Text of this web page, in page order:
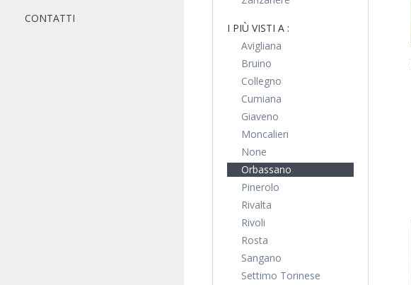
CONTATTI
I PIÙ VISTI A :
Avigliana
Bruino
Collegno
Cumiana
Giaveno
Moncalieri
None
Orbassano
Pinerolo
Rivalta
Rivoli
Rosta
Sangano
Settimo Torinese